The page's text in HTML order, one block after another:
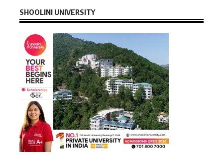
SHOOLINI UNIVERSITY